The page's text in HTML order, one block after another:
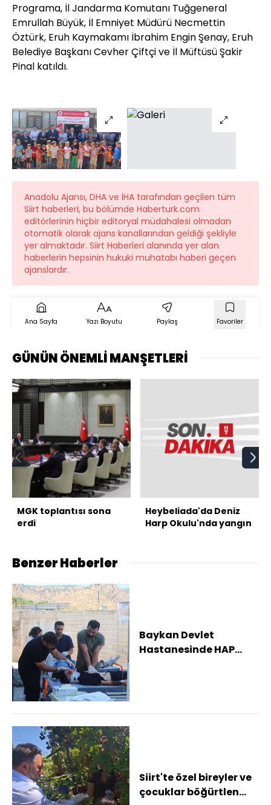
Programa, İl Jandarma Komutanı Tuğgeneral
Emrullah Büyük, İl Emniyet Müdürü Necmettin
Öztürk, Eruh Kaymakamı İbrahim Engin Şenay, Eruh
Belediye Başkanı Cevher Çiftçi ve İl Müftüsü Şakir
Pinal katıldı.
Anadolu Ajansı, DHA ve İHA tarafından geçilen tüm
Siirt haberleri, bu bölümde Haberturk.com
editörlerinin hiçbir editoryal müdahalesi olmadan
otomatik olarak ajans kanallarından geldiği şekliyle
yer almaktadır. Siirt Haberleri alanında yer alan
haberlerin hepsinin hukuki muhatabı haberi geçen
ajanslardır.
Ana Sayfa Yazı Boyutu Paylaş Favoriler
GÜNÜN ÖNEMLİ MANŞETLERİ
MGK toplantısı sona
erdi
Heybeliada'da Deniz
Harp Okulu'nda yangın
Benzer Haberler
Baykan Devlet
Hastanesinde HAP
Siirt'te özel bireyler ve
çocuklar böğürtlen